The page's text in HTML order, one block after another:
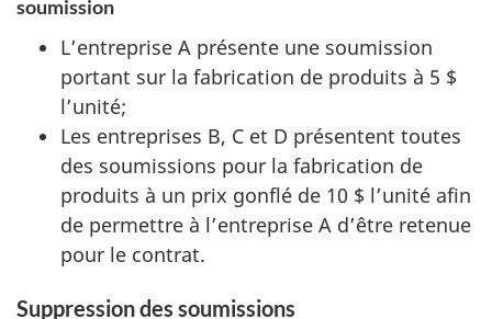
soumission
L’entreprise A présente une soumission
portant sur la fabrication de produits à 5 $
l’unité;
Les entreprises B, C et D présentent toutes
des soumissions pour la fabrication de
produits à un prix gonflé de 10 $ l’unité afin
de permettre à l’entreprise A d’être retenue
pour le contrat.
Suppression des soumissions